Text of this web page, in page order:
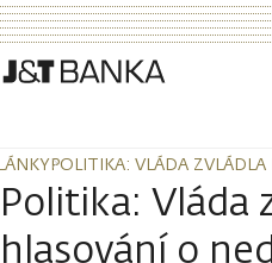
POLITIKA: VLÁDA
POLITIKA: VLÁDA
Politika: Vláda
hlasování o